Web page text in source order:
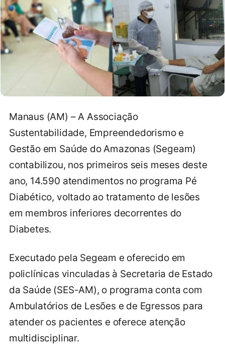
Manaus (AM) – A Associação
Sustentabilidade, Empreendedorismo e
Gestão em Saúde do Amazonas (Segeam)
contabilizou, nos primeiros seis meses deste
ano, 14.590 atendimentos no programa Pé
Diabético, voltado ao tratamento de lesões
em membros inferiores decorrentes do
Diabetes.
Executado pela Segeam e oferecido em
policlínicas vinculadas à Secretaria de Estado
da Saúde (SES-AM), o programa conta com
Ambulatórios de Lesões e de Egressos para
atender os pacientes e oferece atenção
multidisciplinar.